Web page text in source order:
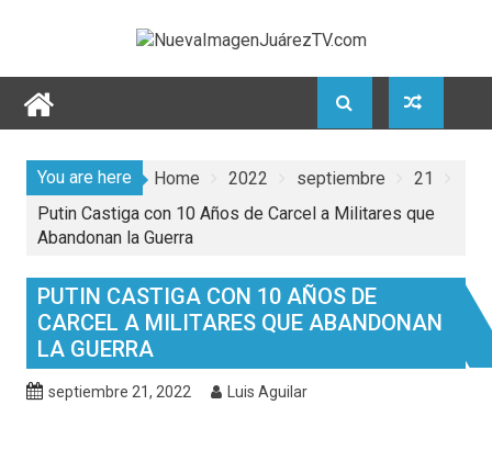
You are here Home 2022 septiembre
21
Putin Castiga con 10 Años de Carcel a Militares que
Abandonan la Guerra
PUTIN CASTIGA CON 10 AÑOS DE
CARCEL A MILITARES QUE ABANDONAN
LA GUERRA
septiembre 21, 2022 Luis Aguilar